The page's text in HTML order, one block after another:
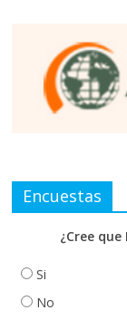
Encuestas
¿Cree
Si
No